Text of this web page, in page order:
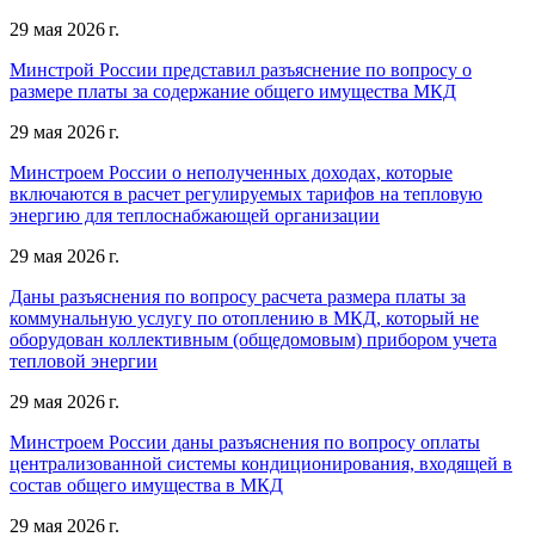
29 мая 2026 г.
Минстрой России представил разъяснение по вопросу о
размере платы за содержание общего имущества МКД
29 мая 2026 г.
Минстроем России о неполученных доходах, которые
включаются в расчет регулируемых тарифов на тепловую
энергию для теплоснабжающей организации
29 мая 2026 г.
Даны разъяснения по вопросу расчета размера платы за
коммунальную услугу по отоплению в МКД, который не
оборудован коллективным (общедомовым) прибором учета
тепловой энергии
29 мая 2026 г.
Минстроем России даны разъяснения по вопросу оплаты
централизованной системы кондиционирования, входящей в
состав общего имущества в МКД
29 мая 2026 г.